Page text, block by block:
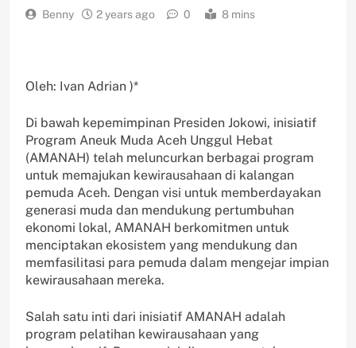
Benny 2 years ago 0 8 mins
Oleh: Ivan Adrian )*
Di bawah kepemimpinan Presiden Jokowi, inisiatif
Program Aneuk Muda Aceh Unggul Hebat
(AMANAH) telah meluncurkan berbagai program
untuk memajukan kewirausahaan di kalangan
pemuda Aceh. Dengan visi untuk memberdayakan
generasi muda dan mendukung pertumbuhan
ekonomi lokal, AMANAH berkomitmen untuk
menciptakan ekosistem yang mendukung dan
memfasilitasi para pemuda dalam mengejar impian
kewirausahaan mereka.
Salah satu inti dari inisiatif AMANAH adalah
program pelatihan kewirausahaan yang